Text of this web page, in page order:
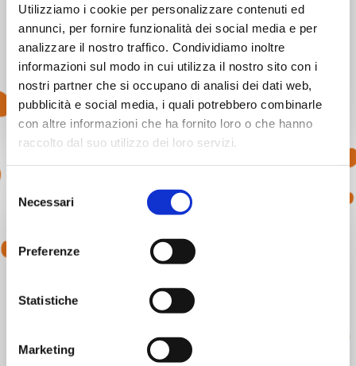
Utilizziamo i cookie per personalizzare contenuti ed
annunci, per fornire funzionalità dei social media e per
analizzare il nostro traffico. Condividiamo inoltre
informazioni sul modo in cui utilizza il nostro sito con i
nostri partner che si occupano di analisi dei dati web,
pubblicità e social media, i quali potrebbero combinarle
con altre informazioni che ha fornito loro o che hanno
raccolto dal suo utilizzo dei loro servizi.
delNecessari
Preferenze
Statistiche
Marketing
Progetti Locali
Debutta “Ape tour all inclusive.
Primizie teatrali a KM zero”
16 giugno 2019.
Leggi di più